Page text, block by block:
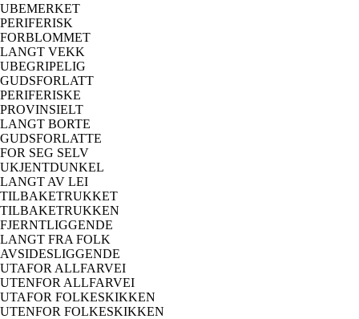
UBEMERKET
PERIFERISK
FORBLOMMET
LANGT VEKK
UBEGRIPELIG
GUDSFORLATT
PERIFERISKE
PROVINSIELT
LANGT BORTE
GUDSFORLATTE
FOR SEG SELV
UKJENTDUNKEL
LANGT AV LEI
TILBAKETRUKKET
TILBAKETRUKKEN
FJERNTLIGGENDE
LANGT FRA FOLK
AVSIDESLIGGENDE
UTAFOR ALLFARVEI
UTENFOR ALLFARVEI
UTAFOR FOLKESKIKKEN
UTENFOR FOLKESKIKKEN